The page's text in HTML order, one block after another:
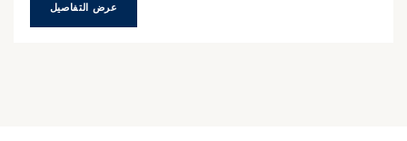
عرض التفاصيل